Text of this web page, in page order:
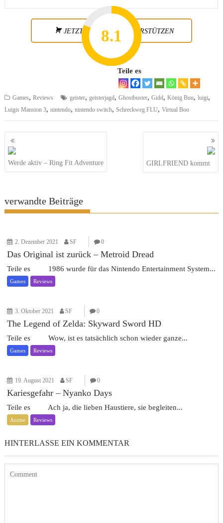
JETZT KAUFEN & UNTERSTÜTZEN
Teile es
Games,Reviews geister,geisterjagd,Ghostbuster,Gidd,König Buu,luigi,
Luigis Mansion 3,nintendo,nintendo switch,Schreckweg FLU,Virtual Boo
Beitragsnavigation
Werde aktiv – Ring Fit Adventure GIRLFRIEND kommt
verwandte Beiträge
2. Dezember 2021 SF 0
Das Original ist zurück – Metroid Dread
Teile es 1986 wurde für das Nintendo Entertainment System...
Games Reviews
3. Oktober 2021 SF 0
The Legend of Zelda: Skyward Sword HD
Teile es Wow, ist es tatsächlich schon wieder ganze...
Games Reviews
19. August 2021 SF 0
Kariesgefahr – Nyanko Days
Teile es Ach ja, die lieben Haustiere, sie begleiten...
Anime Reviews
HINTERLASSE EIN KOMMENTAR
8.2
7.8
7.1
7
8.1